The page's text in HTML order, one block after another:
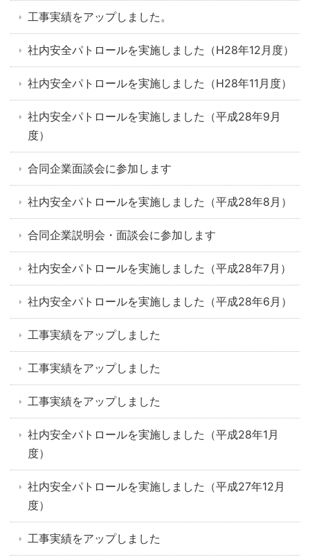
工事実績をアップしました。
社内安全パトロールを実施しました（H28年12月度）
社内安全パトロールを実施しました（H28年11月度）
社内安全パトロールを実施しました（平成28年9月
度）
合同企業面談会に参加します
社内安全パトロールを実施しました（平成28年8月）
合同企業説明会・面談会に参加します
社内安全パトロールを実施しました（平成28年7月）
社内安全パトロールを実施しました（平成28年6月）
工事実績をアップしました
工事実績をアップしました
工事実績をアップしました
社内安全パトロールを実施しました（平成28年1月
度）
社内安全パトロールを実施しました（平成27年12月
度）
工事実績をアップしました